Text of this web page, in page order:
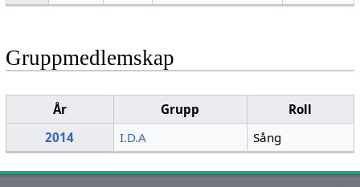
Gruppmedlemskap
År Grupp
Roll
2014
I.D.A Sång